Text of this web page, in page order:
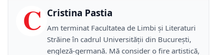
C Cristina Pastia
Am terminat Facultatea de Limbi și Literaturi
Străine în cadrul Universității din București,
engleză-germană. Mă consider o fire artistică,